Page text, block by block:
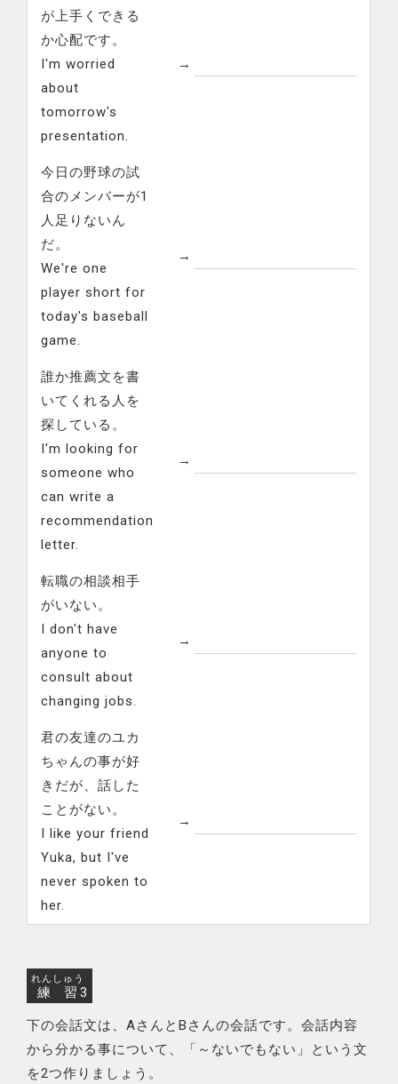
が上手くできる
か心配です。
I'm worried
about
tomorrow's
presentation.
→
今日の野球の試
合のメンバーが1
人足りないん
だ。
We're one
player short for
today's baseball
game.
→
誰か推薦文を書
いてくれる人を
探している。
I'm looking for
someone who
can write a
recommendation
letter.
→
転職の相談相手
がいない。
I don't have
anyone to
consult about
changing jobs.
→
君の友達のユカ
ちゃんの事が好
きだが、話した
ことがない。
I like your friend
Yuka, but I've
never spoken to
her.
→
練習
れんしゅう
3
下の会話文は、AさんとBさんの会話です。会話内容
から分かる事について、「～ないでもない」という文
を2つ作りましょう。